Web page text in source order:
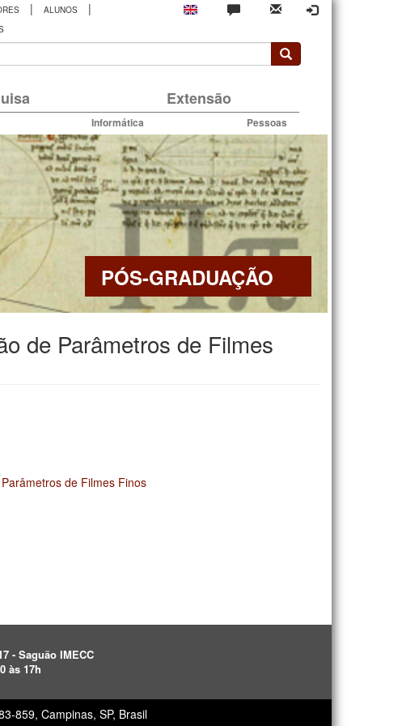
| ALUNOS |
Extensão
Informática Pessoas
PÓS-GRADUAÇÃO
de Parâmetros de Filmes
de Filmes Finos
- Saguão IMECC
às 17h
859, Campinas, SP, Brasil